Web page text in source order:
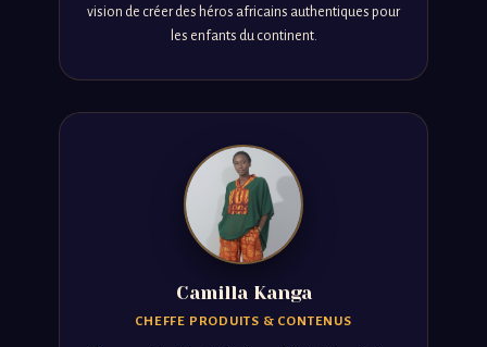
vision de créer des héros africains authentiques pour
les enfants du continent.
Camilla Kanga
CHEFFE PRODUITS & CONTENUS